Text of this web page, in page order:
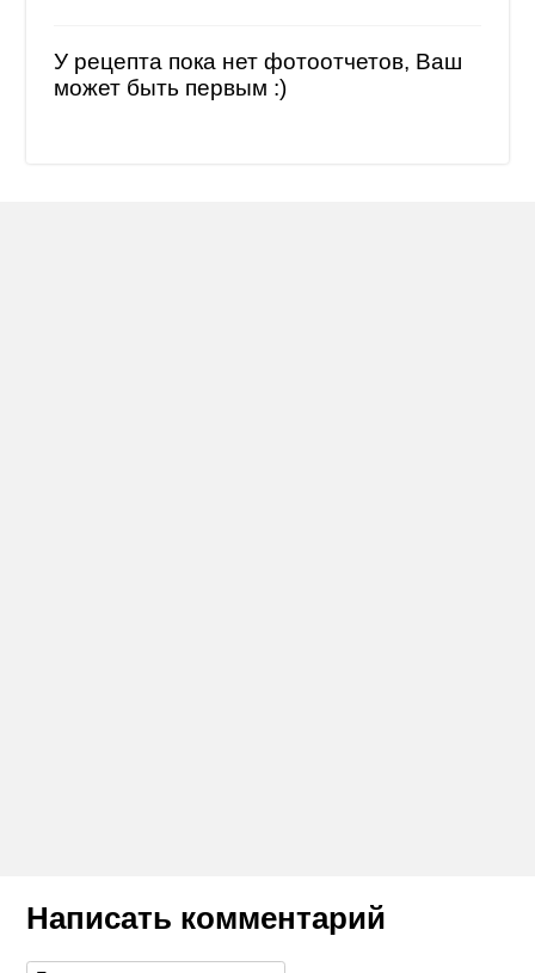
У рецепта пока нет фотоотчетов, Ваш
может быть первым :)
Написать комментарий